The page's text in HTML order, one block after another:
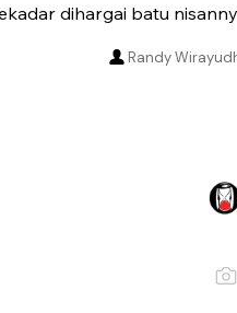
dihargai batu
Randy